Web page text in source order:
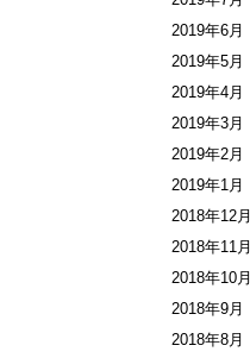
2019年6月
2019年5月
2019年4月
2019年3月
2019年2月
2019年1月
2018年12月
2018年11月
2018年10月
2018年9月
2018年8月